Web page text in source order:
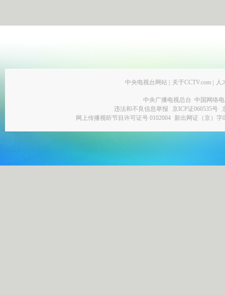
中央电视台网站 关于CCTV.com 人
中央广播电视总台 中国网络
违法和不良信息举报
京ICP证060535号
网上传播视听节目许可证号 0102004 新出网证（京）